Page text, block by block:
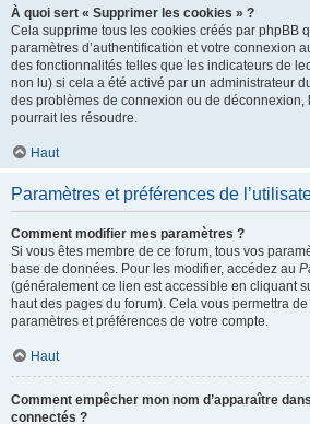
À quoi sert « Supprimer les cookies » ?
Cela supprime tous les cookies créés par phpBB
paramètres d’authentification et votre connexion
des fonctionnalités telles que les indicateurs de
non lu) si cela a été activé par un administrateur
des problèmes de connexion ou de
pourrait les résoudre.
Haut
Paramètres et préférences de
Comment modifier mes paramètres ?
Si vous êtes membre de ce forum, tous vos
base de données. Pour les modifier, accédez au
(généralement ce lien est accessible en cliquant
haut des pages du forum). Cela vous permettra
paramètres et préférences de votre compte.
Haut
Comment empêcher mon nom d’apparaître
connectés ?